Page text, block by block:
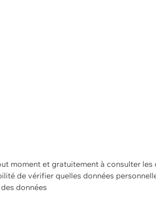
moment et gratuitement à consulter
de vérifier quelles données
données